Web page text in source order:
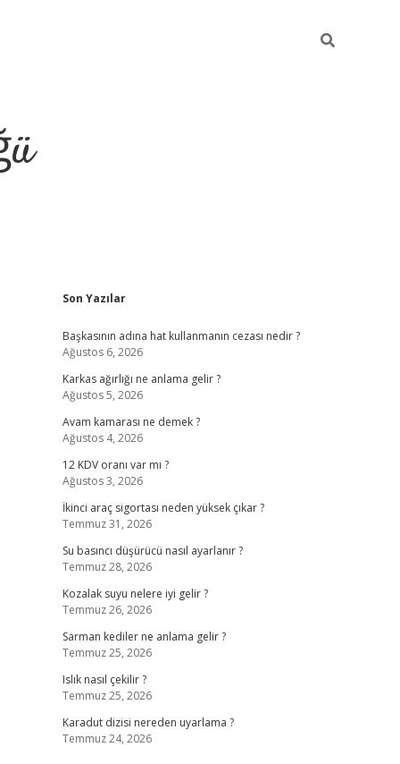
Sidebar
Son Yazılar
Başkasının adına hat kullanmanın cezası nedir ?
Ağustos 6, 2026
Karkas ağırlığı ne anlama gelir ?
Ağustos 5, 2026
Avam kamarası ne demek ?
Ağustos 4, 2026
12 KDV oranı var mı ?
Ağustos 3, 2026
İkinci araç sigortası neden yüksek çıkar ?
Temmuz 31, 2026
Su basıncı düşürücü nasıl ayarlanır ?
Temmuz 28, 2026
Kozalak suyu nelere iyi gelir ?
Temmuz 26, 2026
Sarman kediler ne anlama gelir ?
Temmuz 25, 2026
Islık nasıl çekilir ?
Temmuz 25, 2026
Karadut dizisi nereden uyarlama ?
Temmuz 24, 2026